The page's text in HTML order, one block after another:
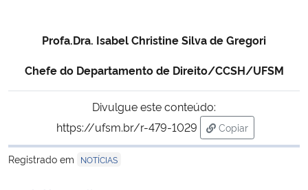
Profa.Dra. Isabel Christine Silva de Gregori
Chefe do Departamento de Direito/CCSH/UFSM
Divulgue este conteúdo:
https://ufsm.br/r-479-1029
Copiar
para área de
Registrado em
NOTÍCIAS